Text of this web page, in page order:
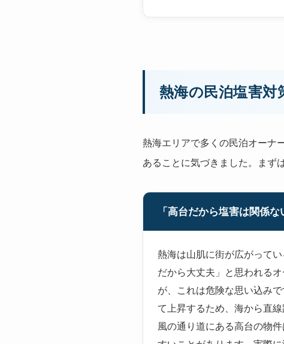
熱海の民泊塩害
熱海エリアで多くの民泊オーナ
あることに気づきました。まず
「高台だから塩害は関係な
熱海は山肌に街が広がって
だから大丈夫」と思われる
が、これは危険な思い込み
て上昇するため、海から直線
風の通り道にある高台の物